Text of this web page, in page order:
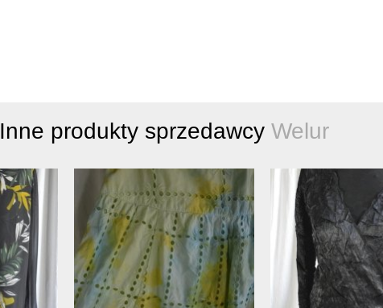
Inne produkty sprzedawcy Welur